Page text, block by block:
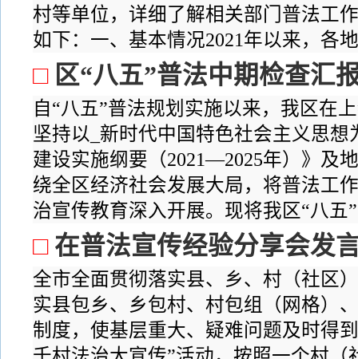
村等单位，详细了解相关部门普法工
如下：一、基本情况2021年以来，各
□ 区“八五”普法中期检查汇
自“八五”普法规划实施以来，我区在
坚持以_新时代中国特色社会主义思
建设实施纲要（2021—2025年）》及
绕全区经济社会发展大局，将普法工
治宣传教育深入开展。现将我区“八五
□ 在普法宣传经验分享会发
全市全面贯彻落实县、乡、村（社区
实县包乡、乡包村、村包组（网格）
制度，使基层重大、疑难问题及时得